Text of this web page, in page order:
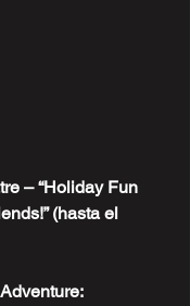
– “Holiday Fun
(hasta el